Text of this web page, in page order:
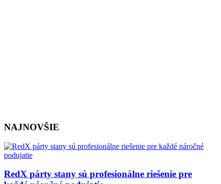
NAJNOVŠIE
RedX párty stany sú profesionálne riešenie pre